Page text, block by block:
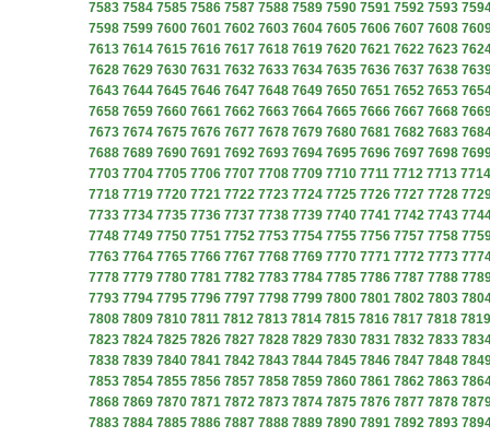
7583 7584 7585 7586 7587 7588 7589 7590 7591 7592 7593
7598 7599 7600 7601 7602 7603 7604 7605 7606 7607 7608
7613 7614 7615 7616 7617 7618 7619 7620 7621 7622 7623
7628 7629 7630 7631 7632 7633 7634 7635 7636 7637 7638
7643 7644 7645 7646 7647 7648 7649 7650 7651 7652 7653
7658 7659 7660 7661 7662 7663 7664 7665 7666 7667 7668
7673 7674 7675 7676 7677 7678 7679 7680 7681 7682 7683
7688 7689 7690 7691 7692 7693 7694 7695 7696 7697 7698
7703 7704 7705 7706 7707 7708 7709 7710 7711 7712 7713 7714
7718 7719 7720 7721 7722 7723 7724 7725 7726 7727 7728
7733 7734 7735 7736 7737 7738 7739 7740 7741 7742 7743
7748 7749 7750 7751 7752 7753 7754 7755 7756 7757 7758
7763 7764 7765 7766 7767 7768 7769 7770 7771 7772 7773
7778 7779 7780 7781 7782 7783 7784 7785 7786 7787 7788
7793 7794 7795 7796 7797 7798 7799 7800 7801 7802 7803
7808 7809 7810 7811 7812 7813 7814 7815 7816 7817 7818 7819
7823 7824 7825 7826 7827 7828 7829 7830 7831 7832 7833
7838 7839 7840 7841 7842 7843 7844 7845 7846 7847 7848
7853 7854 7855 7856 7857 7858 7859 7860 7861 7862 7863
7868 7869 7870 7871 7872 7873 7874 7875 7876 7877 7878
7883 7884 7885 7886 7887 7888 7889 7890 7891 7892 7893